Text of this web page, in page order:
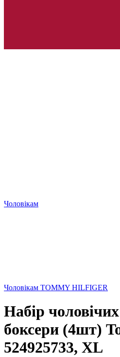
Чоловікам
Чоловікам TOMMY HILFIGER
Набір
боксери (4шт)
524925733, XL